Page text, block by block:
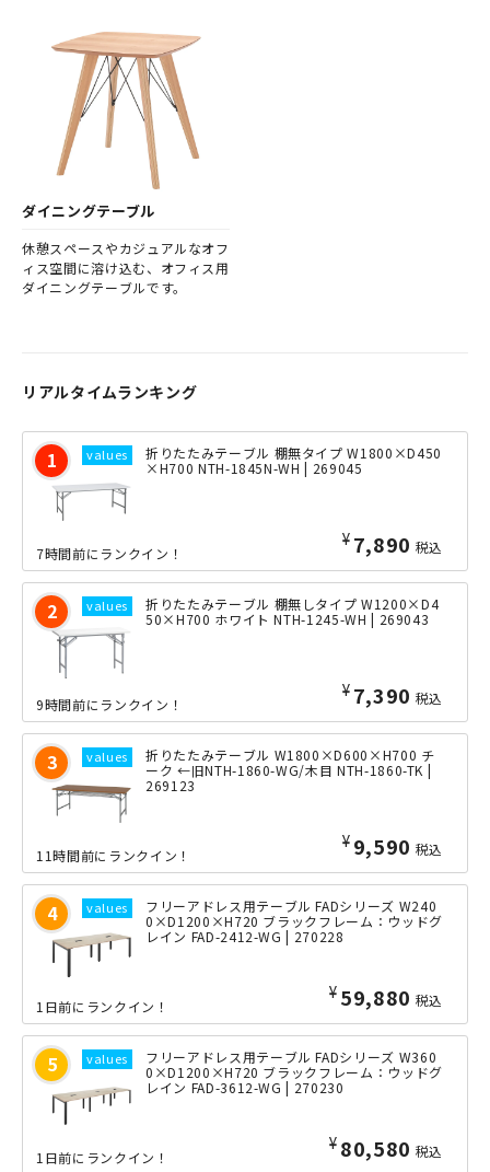
に対応可能なオフィスワーク環
境を実現します。 また、席を固
定しないことで、社員同士の着
席位置が都度変わり、より活発
なコミュニケーションが期待で
きます。
ダイニングテーブル
休憩スペースやカジュアルなオフ
ィス空間に溶け込む、オフィス用
ダイニングテーブルです。
リアルタイムランキング
折りたたみテーブル 棚無タイプ W1800×D450
×H700 NTH-1845N-WH | 269045
¥ 7,890 税込
7時間前にランクイン！
折りたたみテーブル 棚無しタイプ W1200×D4
50×H700 ホワイト NTH-1245-WH | 269043
¥ 7,390 税込
9時間前にランクイン！
折りたたみテーブル W1800×D600×H700 チ
ーク ←旧NTH-1860-WG/木目 NTH-1860-TK |
269123
¥ 9,590 税込
11時間前にランクイン！
フリーアドレス用テーブル FADシリーズ W240
0×D1200×H720 ブラックフレーム：ウッドグ
レイン FAD-2412-WG | 270228
¥ 59,880 税込
1日前にランクイン！
フリーアドレス用テーブル FADシリーズ W360
0×D1200×H720 ブラックフレーム：ウッドグ
レイン FAD-3612-WG | 270230
¥ 89,980 税込
1日前にランクイン！